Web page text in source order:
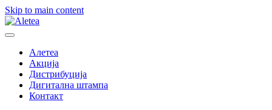
Skip to main content
Алетеа
Акција
Дистрибуција
Дигитална штампа
Контакт